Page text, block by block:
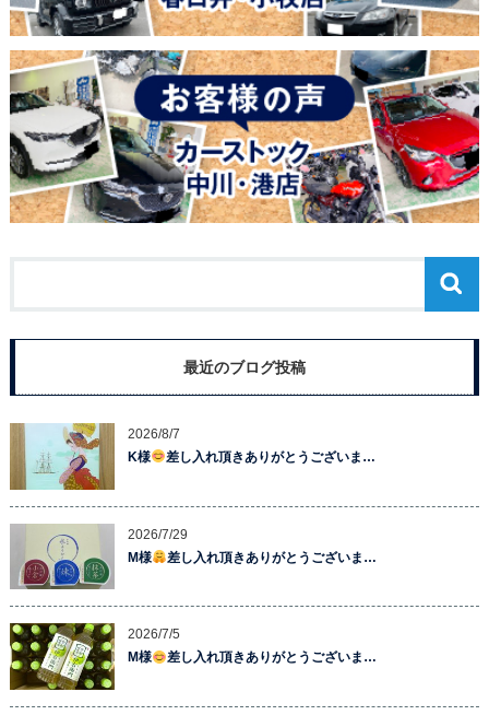
最近のブログ投稿
2026/8/7
K様
差し入れ頂きありがとうございま…
2026/7/29
M様
差し入れ頂きありがとうございま…
2026/7/5
M様
差し入れ頂きありがとうございま…